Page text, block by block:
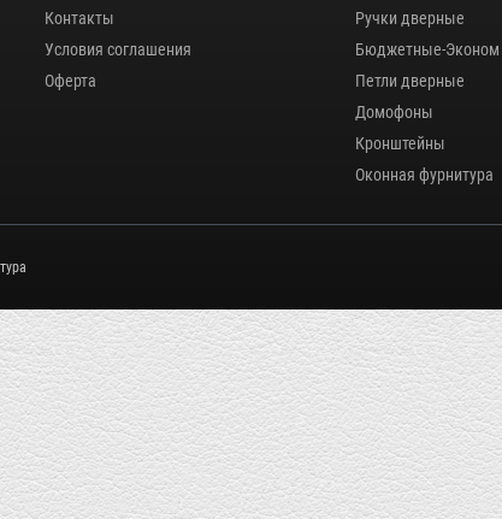
Контакты
Условия соглашения
Оферта
Ручки дверные
Бюджетные-Эконом
Петли дверные
Домофоны
Кронштейны
Оконная фурнитура